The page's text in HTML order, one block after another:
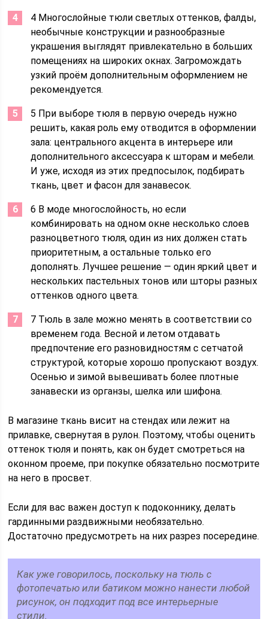
4 Многослойные тюли светлых оттенков, фалды,
необычные конструкции и разнообразные
украшения выглядят привлекательно в больших
помещениях на широких окнах. Загромождать
узкий проём дополнительным оформлением не
рекомендуется.
5 При выборе тюля в первую очередь нужно
решить, какая роль ему отводится в оформлении
зала: центрального акцента в интерьере или
дополнительного аксессуара к шторам и мебели.
И уже, исходя из этих предпосылок, подбирать
ткань, цвет и фасон для занавесок.
6 В моде многослойность, но если
комбинировать на одном окне несколько слоев
разноцветного тюля, один из них должен стать
приоритетным, а остальные только его
дополнять. Лучшее решение ― один яркий цвет и
нескольких пастельных тонов или шторы разных
оттенков одного цвета.
7 Тюль в зале можно менять в соответствии со
временем года. Весной и летом отдавать
предпочтение его разновидностям с сетчатой
структурой, которые хорошо пропускают воздух.
Осенью и зимой вывешивать более плотные
занавески из органзы, шелка или шифона.
В магазине ткань висит на стендах или лежит на
прилавке, свернутая в рулон. Поэтому, чтобы оценить
оттенок тюля и понять, как он будет смотреться на
оконном проеме, при покупке обязательно посмотрите
на него в просвет.
Если для вас важен доступ к подоконнику, делать
гардинными раздвижными необязательно.
Достаточно предусмотреть на них разрез посередине.
Как уже говорилось, поскольку на тюль с
фотопечатью или батиком можно нанести любой
рисунок, он подходит под все интерьерные
стили.